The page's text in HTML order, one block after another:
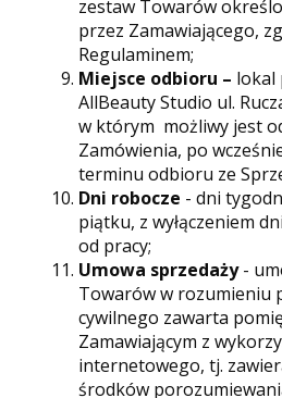
zestaw Towarów
przez Zamawiającego,
Regulaminem;
Miejsce odbioru – lokal
AllBeauty Studio ul.
w którym możliwy jest
Zamówienia, po
terminu odbioru ze
Dni robocze - dni
piątku, z wyłączeniem
od pracy;
Umowa sprzedaży-
Towarów w rozumieniu
cywilnego zawarta
Zamawiającym z
internetowego, tj.
środków